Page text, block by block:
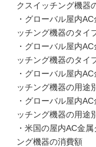
クスイッチング機器
・グローバル屋内
ッチング機器のタイ
・グローバル屋内
ッチング機器のタイ
・グローバル屋内
ッチング機器の用途
・グローバル屋内
ッチング機器の用途
・米国の屋内AC金
ング機器の消費額